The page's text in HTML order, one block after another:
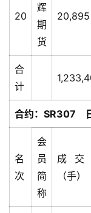
20
辉
期
货
20,895
合
计
合约：SR307
名
次
会
员
简
称
成交
（手）